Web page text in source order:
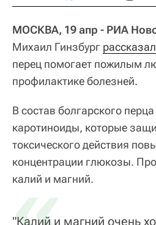
МОСКВА, 19 апр - РИА
Михаил Гинзбург рассказал
перец помогает пожилым
профилактике болезней.
В состав болгарского
каротиноиды, которые
токсического действия
концентрации глюкозы.
калий и магний.
"Калий и магний очень